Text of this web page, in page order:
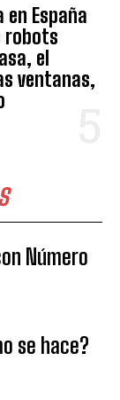
en España
robots
el
ventanas,
Número
se hace?